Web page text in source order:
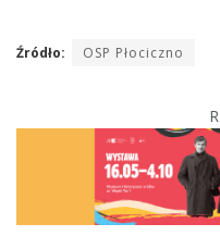
Źródło: OSP Płociczno